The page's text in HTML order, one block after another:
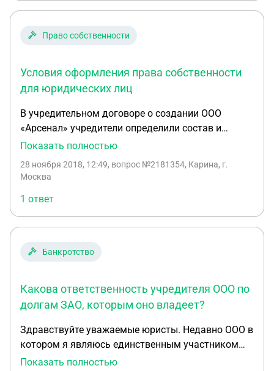
Право собственности
Условия оформления права собственности
для юридических лиц
В учредительном договоре о создании ООО
«Арсенал» учредители определили состав и
размер своих вкладов, подлежащих внесению в
общества. Унитарное предприятие «Колосс»,
хозяйственного ведения, должно было передать
обществу нежилое помещение, в котором
располагался производственный цех, с целью его
переоборудования под офис общества. Центр
«Надежда», являющийся финансируемым
денежные средства, которые числились на его
отдельном балансе. ОАО «Алмаз» должно было
производственное оборудование, рыночная
стоимость которого составляла 30% балансовой
стоимости активов ОАО «Алмаз». Кооператив
Показать полностью
28 ноября 2018, 12:49, вопрос №2181354, Карина, г.
Москва
1 ответ
Банкротство
Какова ответственность учредителя ООО по
долгам ЗАО, которым оно владеет?
Здравствуйте уважаемые юристы. Недавно ООО в
котором я являюсь единственным участником
приобрело по договору купли-продажи 100%
Показать полностью